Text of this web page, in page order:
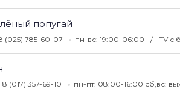
попугай
(025) 785-60-07 пн-вс: 19:00-06:00 TV с
8 (017) 357-69-10 пн-пт: 08:00-16:00 сб,вс: